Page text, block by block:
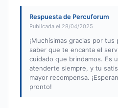
Respuesta de Percuforum
Publicada el 28/04/2025
¡Muchísimas gracias por tus
saber que te encanta el
cuidado que brindamos. Es
atenderte siempre, y tu
mayor recompensa.
pronto!